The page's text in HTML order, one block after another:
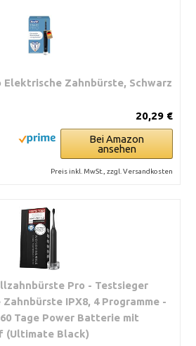
Zahnbürste, Schwarz
20,29 €
Bei Amazon
ansehen
Preis inkl. MwSt., zzgl. Versandkosten
Pro - Testsieger
IPX8, 4 Programme -
Tage Power Batterie mit
(Ultimate Black)